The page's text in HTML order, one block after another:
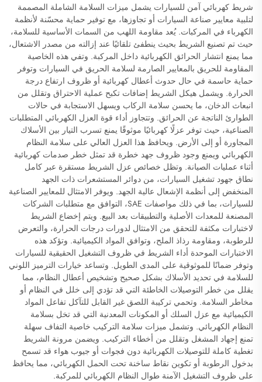
شريط كهربائي آمن للسيارات يشمل ميزات السلامة الشاملة المصممة
لتلبية معايير صناعة السيارات أو تجاوزها، مع توفير حماية محسّنة لأنظمة
الكهرباء في المركبات. يُعد مقاومة اللهب من السمات الأساسية للسلامة،
حيث تم تصنيع الشريط بحيث ينطفئ تلقائيًا عند إزالته من مصدر الاشتعال،
مما يمنع انتشار الحرائق الكهربائية داخل المركبة. وتفي هذه الخاصية
المقاومة للحريق بالمعايير الصارمة لسلامة الحريق في السيارات وتوفر
حماية حاسمة في حال حدوث أعطال كهربائية أو ظروف ارتفاع درجة
الحرارة. ويشمل هيكل الشريط إضافات تكبح عملية الاحتراق وتقلل من
انبعاث الدخان، ما يحسن سلامة الركاب ويسهل الاستجابة في حالات
الطوارئ الناتجة عن الحرائق. وتتجاوز أداء قوة العزل الكهربائي المتطلبات
الصناعية، حيث توفر عزلًا كهربائيًا موثوقًا يمنع تسرب التيار بين الأسلاك
المجاورة أو إلى الأرض. ويحافظ هذا العزل العالي على سلامة النظام
الكهربائي ويمنع وجود ظروف جهد خطرة قد تمثل خطر صدمات كهربائية
أثناء عمليات الصيانة. وتظل خصائص عزل الشريط مستقرة عبر كامل
نطاق جهود تشغيل السيارات، من دوائر المستشعرات ذات الجهد
المنخفض إلى أنظمة الإشعال عالية الجهد. ويوفر الامتثال للمعايير الصناعية
للسيارات، بما في ذلك مواصفات SAE، التوافق مع متطلبات الشركات
المصنعة للمعدات الأصلية والتطبيقات بعد البيع. ويتم إخضاع الشريط
لاختبارات مكثفة للتحقق من الامتثال لدورات درجات الحرارة، والتعرض
للرطوبة، ومقاومة رذاذ الملح، وتوافق المواد الكيميائية. وتؤكد هذه
الاختبارات الموحدة أداء الشريط في ظروف التشغيل الحقيقية للسيارات
وتوفر ضمانًا للموثوقية على المدى الطويل. وتساعد خيارات الترميز اللوني
للسلامة في تحديد الأسلاك بشكل صحيح وتشخيص أعطال النظام، مما
يقلل من خطر التوصيلات الخاطئة التي قد تؤدي إلى خلل في النظام أو
مخاطر السلامة. وتحمي تركيبة اللصق غير القابل للتآكل تفاعل المواد
الكيميائية مع عزل السلك أو المكونات المعدنية التي قد تخل بسلامة
النظام الكهربائي. وتشمل ميزات سلامة التركيب خاصية التفاف سهلة
تمنع إجهاد المشغل وتقلل من أخطاء التركيب. ويضمن مرونة الشريط
تغطية كاملة للتوصيلات الكهربائية دون فجوات أو جيوب هواء قد تسمح
بدخول الرطوبة أو تكوين نقاط ساخنة تحت الحمل الكهربائي، مما يحافظ
على ظروف التشغيل الآمنة طوال النظام الكهربائي للمركبة.